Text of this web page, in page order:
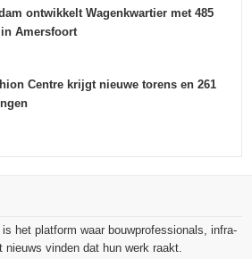
ontwikkelt Wagenkwartier met 485
Amersfoort
Centre krijgt nieuwe torens en 261
het platform waar bouwprofessionals, infra-
vinden dat hun werk raakt.